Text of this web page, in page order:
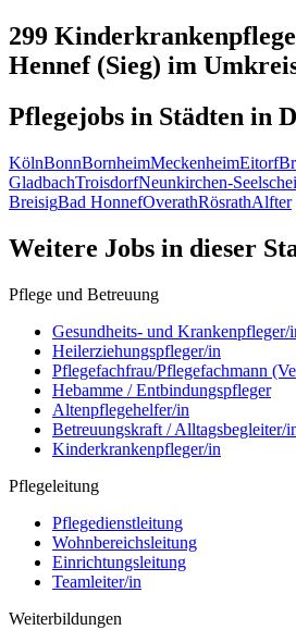
299
Hennef (Sieg) im
Pflegejobs in Städten in
KölnBonnBornheimMeckenheimEitorf
GladbachTroisdorfNeunkirchen-
BreisigBad HonnefOverathRösrathAlfter
Weitere Jobs in dieser
Pflege und Betreuung
Gesundheits- und Krankenpfleger/
Heilerziehungspfleger/in
Pflegefachfrau/Pflegefachmann
Hebamme / Entbindungspfleger
Altenpflegehelfer/in
Betreuungskraft / Alltagsbegleiter/
Kinderkrankenpfleger/in
Pflegeleitung
Pflegedienstleitung
Wohnbereichsleitung
Einrichtungsleitung
Teamleiter/in
Weiterbildungen